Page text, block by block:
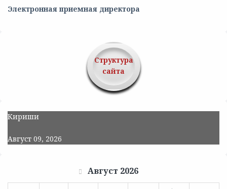
Электронная приемная директора
Структура
сайта
Кириши
Август 09, 2026
Август 2026